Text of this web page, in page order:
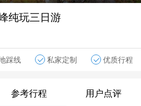
纯玩三日游
踩线 私家定制 优质行程
参考行程 用户点评